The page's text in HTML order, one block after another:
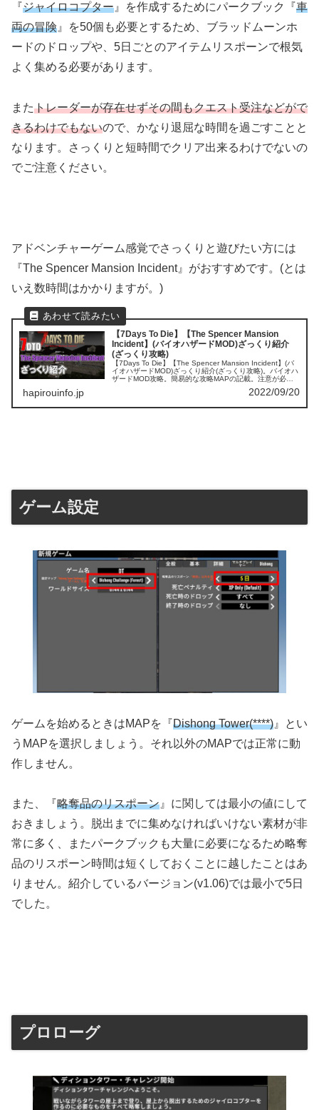
『ジャイロコプター 』を作成するためにパークブック『車
両の冒険 』を50個も必要とするため、ブラッドムーンホ
ードのドロップや、5日ごとのアイテムリスポーンで根気
よく集める必要があります。
またトレーダーが存在せずその間もクエスト受注などがで
きるわけでもないので、かなり退屈な時間を過ごすことと
なります。さっくりと短時間でクリア出来るわけでないの
でご注意ください。
アドベンチャーゲーム感覚でさっくりと遊びたい方には
『The Spencer Mansion Incident』がおすすめです。(とは
いえ数時間はかかりますが。)
【7Days To Die】【The Spencer Mansion
Incident】(バイオハザードMOD)ざっくり紹介
(ざっくり攻略)
【7Days To Die】【The Spencer Mansion Incident】(バ
イオハザードMOD)ざっくり紹介(ざっくり攻略)。バイオハ
ザードMOD攻略。簡易的な攻略MAPの記載。注意が必要
hapirouinfo.jp 2022/09/20
ゲーム設定
ゲームを始めるときはMAPを『Dishong Tower(****) 』とい
うMAPを選択しましょう。それ以外のMAPでは正常に動
作しません。
また、『 略奪品のリスポーン』に関しては最小の値にして
おきましょう。脱出までに集めなければいけない素材が非
常に多く、またパークブックも大量に必要になるため略奪
品のリスポーン時間は短くしておくことに越したことはあ
りません。紹介しているバージョン(v1.06)では最小で5日
でした。
プロローグ